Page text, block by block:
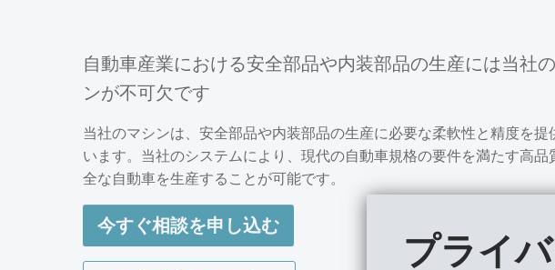
プライ
自動車産業における安全部品や内装部品の生産には当社
ンが不可欠です
当社のマシンは、安全部品や内装部品の生産に必要な柔軟性と精度を提
います。当社のシステムにより、現代の自動車規格の要件を満たす高品
全な自動車を生産することが可能です。
今すぐ相談を申し込む